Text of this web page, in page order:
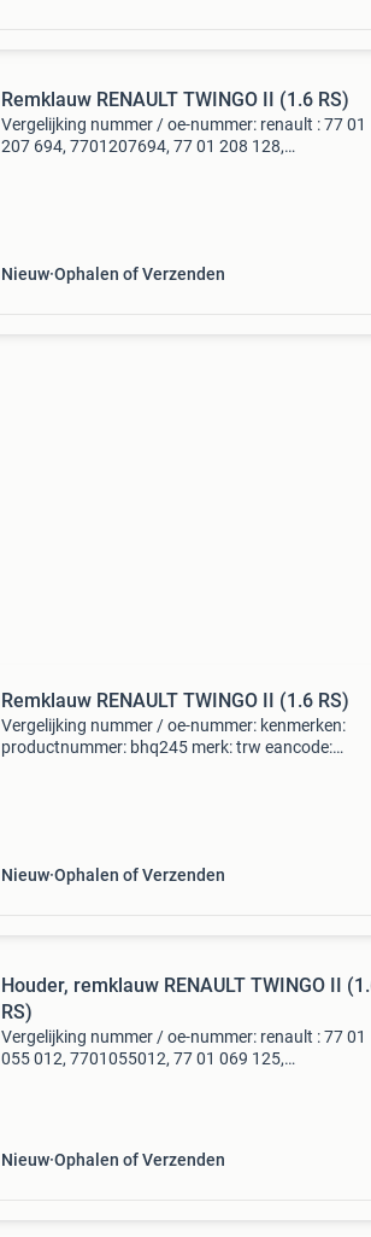
Remklauw RENAULT TWINGO II (1.6 RS)
Vergelijking nummer / oe-nummer: renault : 77 01
207 694, 7701207694, 77 01 208 128,
Nieuw Ophalen of Verzenden
Remklauw RENAULT TWINGO II (1.6 RS)
Vergelijking nummer / oe-nummer: kenmerken:
productnummer: bhq245 merk: trw eancode:
Nieuw Ophalen of Verzenden
Houder, remklauw RENAULT TWINGO II
RS)
Vergelijking nummer / oe-nummer: renault : 77 01
055 012, 7701055012, 77 01 069 125,
Nieuw Ophalen of Verzenden